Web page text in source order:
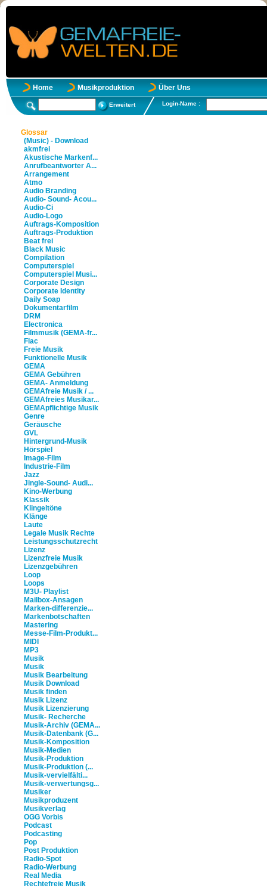
Home Musikproduktion Über Uns
Erweitert Login-Name :
Glossar
(Music) - Download
akmfrei
Akustische Markenf...
Anrufbeantworter A...
Arrangement
Atmo
Audio Branding
Audio- Sound- Acou...
Audio-Ci
Audio-Logo
Auftrags-Komposition
Auftrags-Produktion
Beat frei
Black Music
Compilation
Computerspiel
Computerspiel Musi...
Corporate Design
Corporate Identity
Daily Soap
Dokumentarfilm
DRM
Electronica
Filmmusik (GEMA-fr...
Flac
Freie Musik
Funktionelle Musik
GEMA
GEMA Gebühren
GEMA- Anmeldung
GEMAfreie Musik / ...
GEMAfreies Musikar...
GEMApflichtige Musik
Genre
Geräusche
GVL
Hintergrund-Musik
Hörspiel
Image-Film
Industrie-Film
Jazz
Jingle-Sound- Audi...
Kino-Werbung
Klassik
Klingeltöne
Klänge
Laute
Legale Musik Rechte
Leistungsschutzrecht
Lizenz
Lizenzfreie Musik
Lizenzgebühren
Loop
Loops
M3U- Playlist
Mailbox-Ansagen
Marken-differenzie...
Markenbotschaften
Mastering
Messe-Film-Produkt...
MIDI
MP3
Musik
Musik
Musik Bearbeitung
Musik Download
Musik finden
Musik Lizenz
Musik Lizenzierung
Musik- Recherche
Musik-Archiv (GEMA...
Musik-Datenbank (G...
Musik-Komposition
Musik-Medien
Musik-Produktion
Musik-Produktion (...
Musik-vervielfälti...
Musik-verwertungsg...
Musiker
Musikproduzent
Musikverlag
OGG Vorbis
Podcast
Podcasting
Pop
Post Produktion
Radio-Spot
Radio-Werbung
Real Media
Rechtefreie Musik